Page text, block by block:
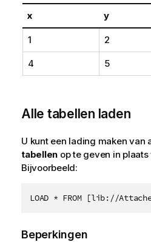
x y
1 2
4 5
Alle tabellen laden
U kunt een lading maken van
tabellen op te geven in plaats
Bijvoorbeeld:
LOAD * FROM [lib://
Beperkingen